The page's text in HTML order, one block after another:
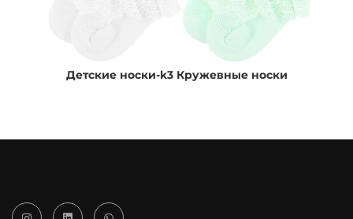
Детские носки-k3 Кружевные носки